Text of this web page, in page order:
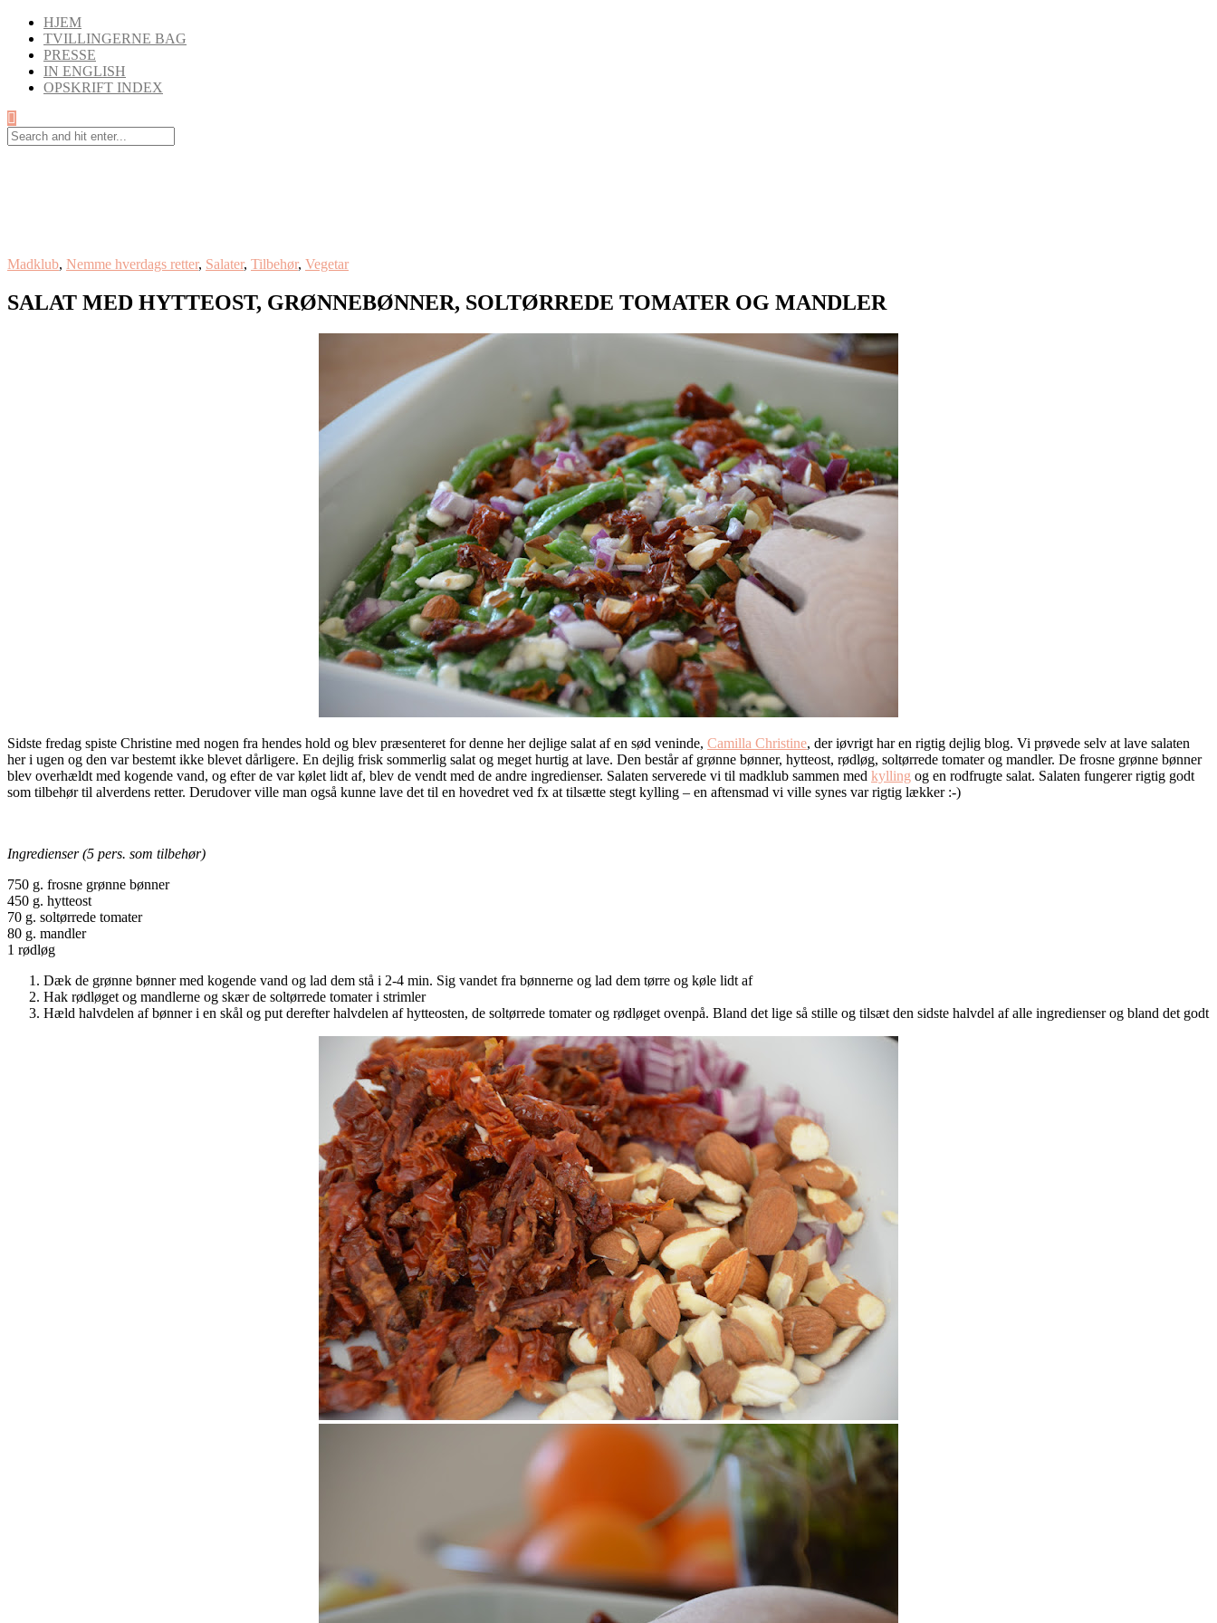
HJEM
TVILLINGERNE BAG
PRESSE
IN ENGLISH
OPSKRIFT INDEX
Madklub, Nemme hverdags retter, Salater, Tilbehør, Vegetar
SALAT MED HYTTEOST, GRØNNEBØNNER, SOLTØRREDE TOMATER OG MANDLER
Sidste fredag spiste Christine med nogen fra hendes hold og blev præsenteret for denne her dejlige salat af en sød veninde, Camilla Christine, der iøvrigt har en rigtig dejlig blog. Vi prøvede selv at lave salaten
her i ugen og den var bestemt ikke blevet dårligere. En dejlig frisk sommerlig salat og meget hurtig at lave. Den består af grønne bønner, hytteost, rødløg, soltørrede tomater og mandler. De frosne grønne bønner
blev overhældt med kogende vand, og efter de var kølet lidt af, blev de vendt med de andre ingredienser. Salaten serverede vi til madklub sammen med kylling og en rodfrugte salat. Salaten fungerer rigtig godt
som tilbehør til alverdens retter. Derudover ville man også kunne lave det til en hovedret ved fx at tilsætte stegt kylling – en aftensmad vi ville synes var rigtig lækker :-)
Ingredienser (5 pers. som tilbehør)
750 g. frosne grønne bønner
450 g. hytteost
70 g. soltørrede tomater
80 g. mandler
1 rødløg
Dæk de grønne bønner med kogende vand og lad dem stå i 2-4 min. Sig vandet fra bønnerne og lad dem tørre og køle lidt af
Hak rødløget og mandlerne og skær de soltørrede tomater i strimler
Hæld halvdelen af bønner i en skål og put derefter halvdelen af hytteosten, de soltørrede tomater og rødløget ovenpå. Bland det lige så stille og tilsæt den sidste halvdel af alle ingredienser og bland det godt